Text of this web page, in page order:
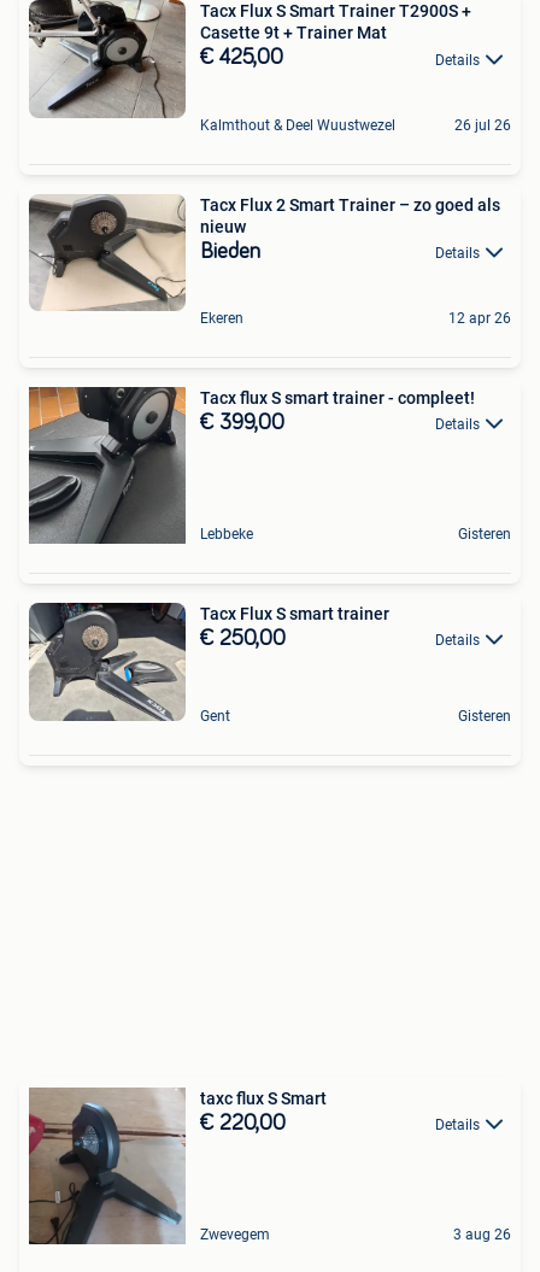
Tacx Flux S Smart Trainer T2900S +
Casette 9t + Trainer Mat
€ 425,00 Details
Kalmthout & Deel Wuustwezel 26 jul 26
Tacx Flux 2 Smart Trainer – zo goed als
nieuw
Bieden Details
Ekeren 12 apr 26
Tacx flux S smart trainer - compleet!
€ 399,00 Details
Lebbeke Gisteren
Tacx Flux S smart trainer
€ 250,00 Details
Gent Gisteren
taxc flux S Smart
€ 220,00 Details
Zwevegem 3 aug 26